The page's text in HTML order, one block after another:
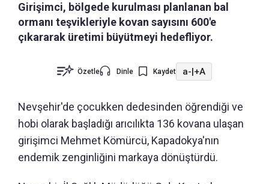
Girişimci, bölgede kurulması planlanan bal
ormanı teşvikleriyle kovan sayısını 600'e
çıkararak üretimi büyütmeyi hedefliyor.
Özetle Dinle Kaydet a-|+A
Nevşehir'de çocukken dedesinden öğrendiği ve
hobi olarak başladığı arıcılıkta 136 kovana ulaşan
girişimci Mehmet Kömürcü, Kapadokya'nın
endemik zenginliğini markaya dönüştürdü.